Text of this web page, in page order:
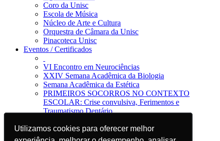
Utilizamos cookies para oferecer melhor
Utilizamos cookies para oferecer melhor
Coro da Unisc
Escola de Música
Núcleo de Arte e Cultura
Orquestra de Câmara da Unisc
Pinacoteca Unisc
Eventos / Certificados
VI Encontro em Neurociências
XXIV Semana Acadêmica da Biologia
Semana Acadêmica da Estética
PRIMEIROS SOCORROS NO CONTEXTO
ESCOLAR: Crise convulsiva, Ferimentos e
Traumatismo Dentário
Jornal da Unisc
Notícias